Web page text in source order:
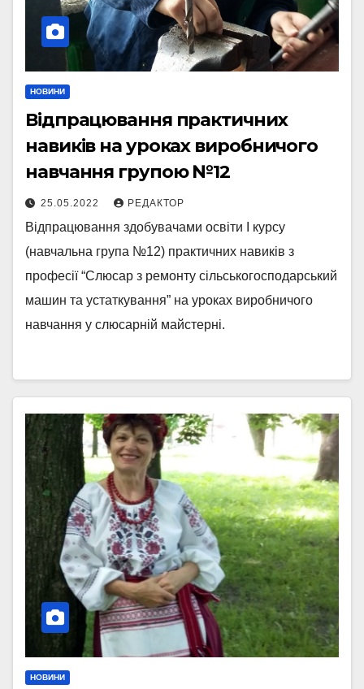
НОВИНИ
Відпрацювання практичних
навиків на уроках виробничого
навчання групою №12
25.05.2022 РЕДАКТОР
Відпрацювання здобувачами освіти І курсу
(навчальна група №12) практичних навиків з
професії “Слюсар з ремонту сільськогосподарський
машин та устаткування” на уроках виробничого
навчання у слюсарній майстерні.
НОВИНИ